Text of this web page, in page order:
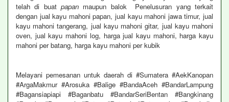
telah di buat papan maupun balok Penelusuran yang terkait
dengan jual kayu mahoni papan, jual kayu mahoni jawa timur, jual
kayu mahoni tangerang, jual kayu mahoni gitar, jual kayu mahoni
oven, jual kayu mahoni log, harga jual kayu mahoni, harga kayu
mahoni per batang, harga kayu mahoni per kubik
Melayani pemesanan untuk daerah di #Sumatera #AekKanopan
#ArgaMakmur #Arosuka #Balige #BandaAceh #BandarLampung
#Bagansiapiapi #Baganbatu #BandarSeriBentan #Bangkinang